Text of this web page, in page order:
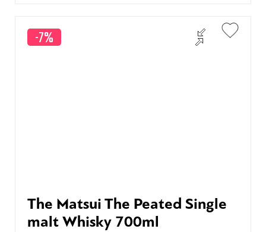
-7%
The Matsui The Peated Single
malt Whisky 700ml